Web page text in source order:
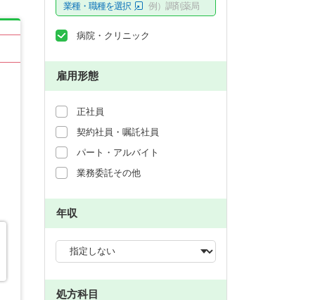
業種・職種を選択 例）調剤薬局
病院・クリニック
雇用形態
正社員
契約社員・嘱託社員
パート・アルバイト
業務委託その他
年収
処方科目